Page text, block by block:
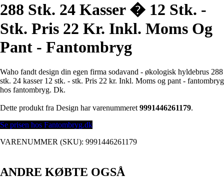
288 Stk. 24 Kasser � 12 Stk. -
Stk. Pris 22 Kr. Inkl. Moms Og
Pant - Fantombryg
Waho fandt design din egen firma sodavand - økologisk hyldebrus 288
stk. 24 kasser 12 stk. - stk. Pris 22 kr. Inkl. Moms og pant - fantombryg
hos fantombryg. Dk.
Dette produkt fra Design har varenummeret 9991446261179.
Se prisen hos Fantombryg.dk
VARENUMMER (SKU): 9991446261179
ANDRE KØBTE OGSÅ